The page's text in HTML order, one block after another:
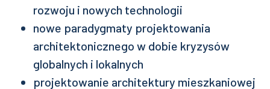
rozwoju i nowych technologii
nowe paradygmaty projektowania
architektonicznego w dobie kryzysów
globalnych i lokalnych
projektowanie architektury mieszkaniowej